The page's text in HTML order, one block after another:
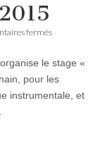
ferméssur
Cuivres
2015
le stage «
pour les
instrumentale, et